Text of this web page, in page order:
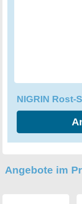
Sie einen
roststoppenden
Seite für jede
1 x 200 ml NIGRIN
Sie jedes Projekt
Sie in Ihre
herausragenden,
Angebote im